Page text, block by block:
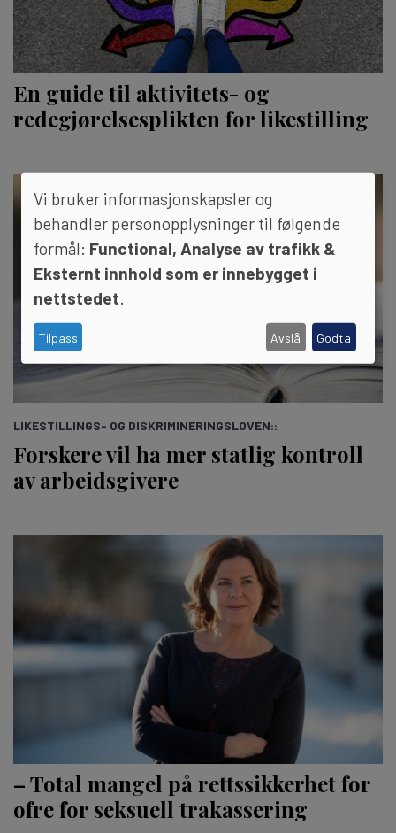
En guide til aktivitets- og
redegjørelsesplikten for likestilling
LIKESTILLINGS- OG DISKRIMINERINGSLOVEN::
Forskere vil ha mer statlig kontroll
av arbeidsgivere
– Total mangel på rettssikkerhet for
ofre for seksuell trakassering
Vi bruker informasjonskapsler og
behandler personopplysninger til følgende
formål: Functional, Analyse av trafikk &
Eksternt innhold som er innebygget i
nettstedet.
Tilpass Avslå Godta